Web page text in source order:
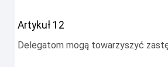
Artykuł 12
Delegatom mogą towarzyszyć